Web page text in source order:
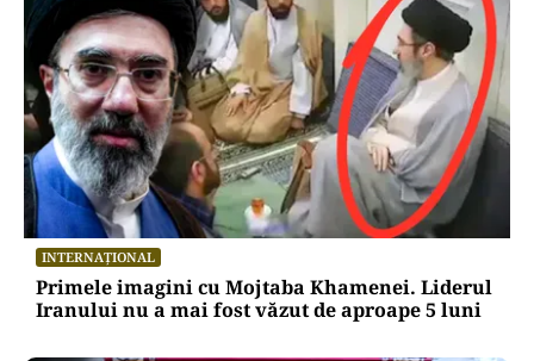
INTERNAȚIONAL
Primele imagini cu Mojtaba Khamenei. Liderul
Iranului nu a mai fost văzut de aproape 5 luni